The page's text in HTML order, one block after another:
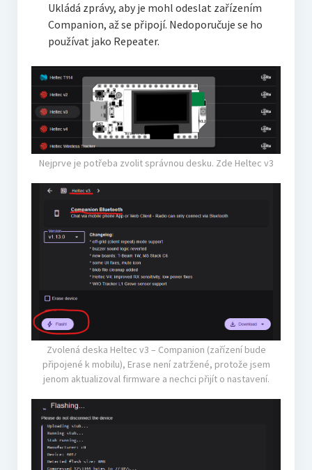
Ukládá zprávy, aby je mohl odeslat zařízením
Companion, až se připojí. Nedoporučuje se ho
používat jako Repeater.
Nejprve je potřeba zvolit správnou desku. Zde Heltec v3
Zvolená deska Heltec v3 – Companion (zařízení bude
připojené k mobilu), Erase není zatržené, protože jsem
jenom aktualizoval firmware a nechci přijít o nastavení.